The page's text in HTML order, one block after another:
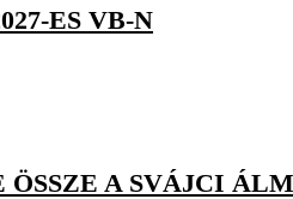
ES VB-N
A SVÁJCI